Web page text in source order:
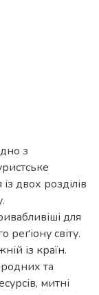
з
двох розділів
для
реґіону світу.
із країн.
та
митні